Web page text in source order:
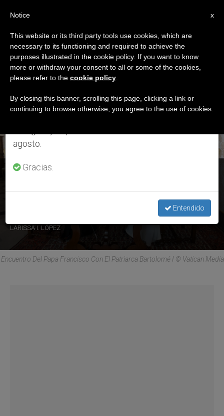
ETIQUETA
Posts Tagged ‘cáliz’
ÚLTIMAS NOTICIAS
Francisco se reúne con Bartolomé I, Patriarca Ecuménico
LARISSA I. LÓPEZ
Encuentro Del Papa Francisco Con El Patriarca Bartolomé I © Vatican Media
×
Aviso importante
Del 27 de julio al 7 de agosto haremos la pausa
anual, aprovechando que en el periodo de verano
se generan menos informaciones y también el
agosto.
Gracias.
Entendido
x
Notice
This website or its third party tools use cookies, which are
necessary to its functioning and required to achieve the
purposes illustrated in the cookie policy. If you want to know
more or withdraw your consent to all or some of the cookies,
please refer to the cookie policy
By closing this banner, scrolling this page, clicking a link or
continuing to browse otherwise, you agree to the use of cookies.